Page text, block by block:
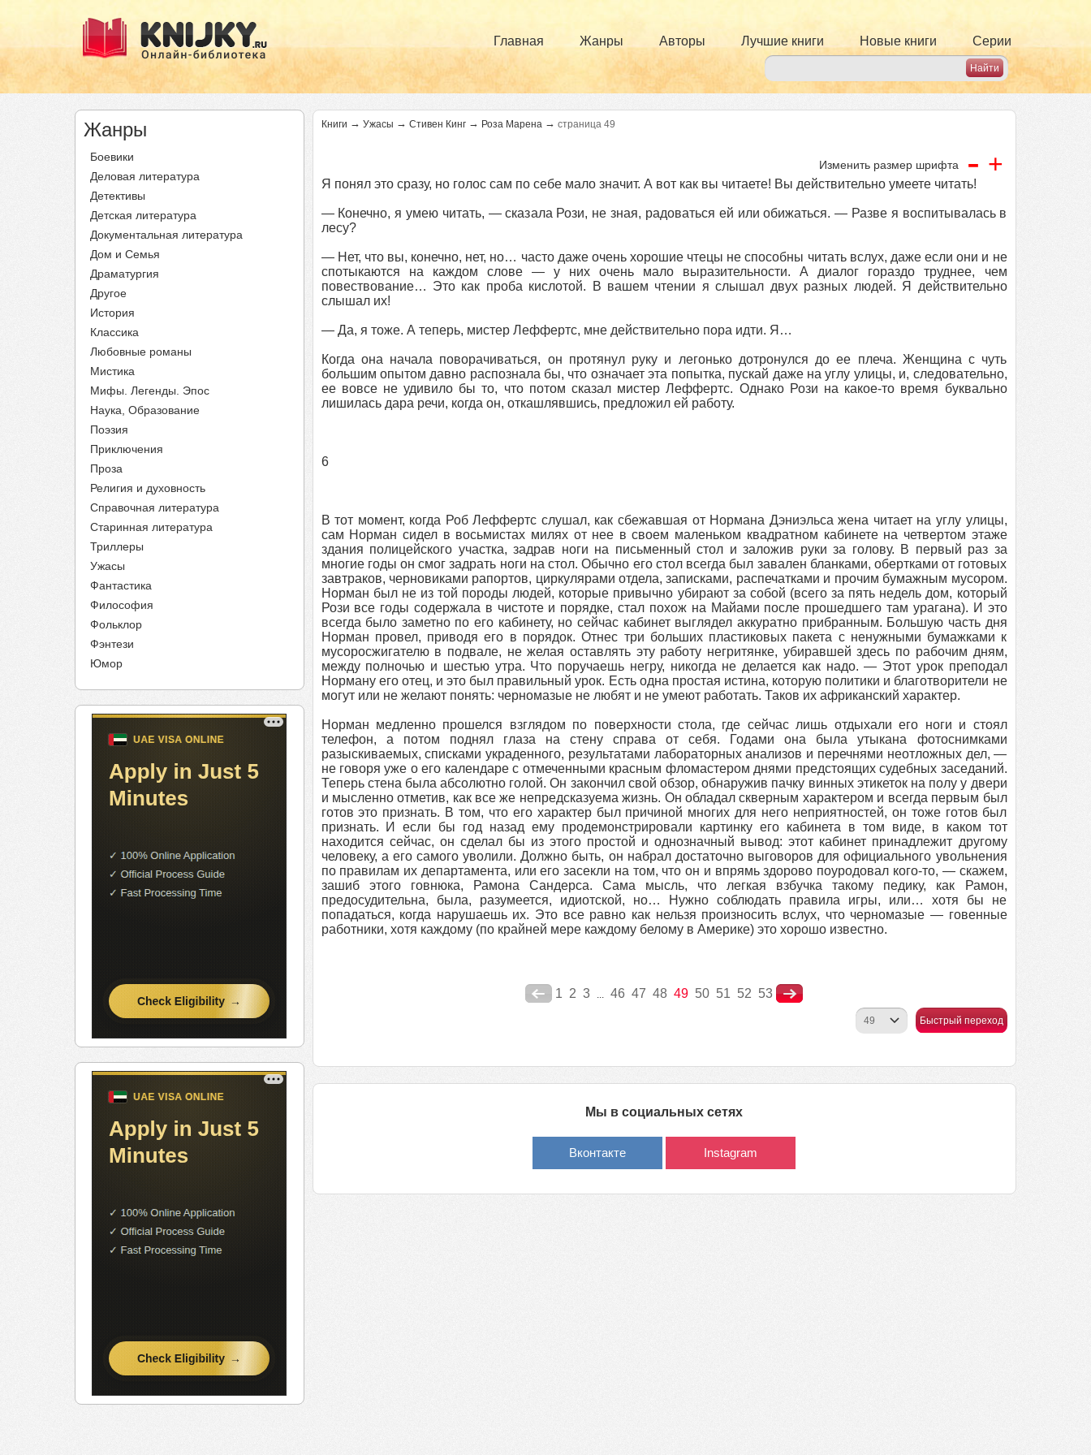
Главная Жанры Авторы Лучшие книги Новые книги Серии
Жанры
Боевики
Деловая литература
Детективы
Детская литература
Документальная литература
Дом и Семья
Драматургия
Другое
История
Классика
Любовные романы
Мистика
Мифы. Легенды. Эпос
Наука, Образование
Поэзия
Приключения
Проза
Религия и духовность
Справочная литература
Старинная литература
Триллеры
Ужасы
Фантастика
Философия
Фольклор
Фэнтези
Юмор
Книги → Ужасы → Стивен Кинг → Роза Марена → страница 49
Изменить размер шрифта - +
Я понял это сразу, но голос сам по себе мало значит. А вот как вы читаете! Вы действительно умеете читать!
— Конечно, я умею читать, — сказала Рози, не зная, радоваться ей или обижаться. — Разве я воспитывалась в
лесу?
— Нет, что вы, конечно, нет, но… часто даже очень хорошие чтецы не способны читать вслух, даже если они и не
спотыкаются на каждом слове — у них очень мало выразительности. А диалог гораздо труднее, чем
повествование… Это как проба кислотой. В вашем чтении я слышал двух разных людей. Я действительно
слышал их!
— Да, я тоже. А теперь, мистер Леффертс, мне действительно пора идти. Я…
Когда она начала поворачиваться, он протянул руку и легонько дотронулся до ее плеча. Женщина с чуть
большим опытом давно распознала бы, что означает эта попытка, пускай даже на углу улицы, и, следовательно,
ее вовсе не удивило бы то, что потом сказал мистер Леффертс. Однако Рози на какое-то время буквально
лишилась дара речи, когда он, откашлявшись, предложил ей работу.
6
В тот момент, когда Роб Леффертс слушал, как сбежавшая от Нормана Дэниэльса жена читает на углу улицы,
сам Норман сидел в восьмистах милях от нее в своем маленьком квадратном кабинете на четвертом этаже
здания полицейского участка, задрав ноги на письменный стол и заложив руки за голову. В первый раз за
многие годы он смог задрать ноги на стол. Обычно его стол всегда был завален бланками, обертками от готовых
завтраков, черновиками рапортов, циркулярами отдела, записками, распечатками и прочим бумажным мусором.
Норман был не из той породы людей, которые привычно убирают за собой (всего за пять недель дом, который
Рози все годы содержала в чистоте и порядке, стал похож на Майами после прошедшего там урагана). И это
всегда было заметно по его кабинету, но сейчас кабинет выглядел аккуратно прибранным. Большую часть дня
Норман провел, приводя его в порядок. Отнес три больших пластиковых пакета с ненужными бумажками к
мусоросжигателю в подвале, не желая оставлять эту работу негритянке, убиравшей здесь по рабочим дням,
между полночью и шестью утра. Что поручаешь негру, никогда не делается как надо. — Этот урок преподал
Норману его отец, и это был правильный урок. Есть одна простая истина, которую политики и благотворители не
могут или не желают понять: черномазые не любят и не умеют работать. Таков их африканский характер.
Норман медленно прошелся взглядом по поверхности стола, где сейчас лишь отдыхали его ноги и стоял
телефон, а потом поднял глаза на стену справа от себя. Годами она была утыкана фотоснимками
разыскиваемых, списками украденного, результатами лабораторных анализов и перечнями неотложных дел, —
не говоря уже о его календаре с отмеченными красным фломастером днями предстоящих судебных заседаний.
Теперь стена была абсолютно голой. Он закончил свой обзор, обнаружив пачку винных этикеток на полу у двери
и мысленно отметив, как все же непредсказуема жизнь. Он обладал скверным характером и всегда первым был
готов это признать. В том, что его характер был причиной многих для него неприятностей, он тоже готов был
признать. И если бы год назад ему продемонстрировали картинку его кабинета в том виде, в каком тот
находится сейчас, он сделал бы из этого простой и однозначный вывод: этот кабинет принадлежит другому
человеку, а его самого уволили. Должно быть, он набрал достаточно выговоров для официального увольнения
по правилам их департамента, или его засекли на том, что он и впрямь здорово поуродовал кого-то, — скажем,
зашиб этого говнюка, Рамона Сандерса. Сама мысль, что легкая взбучка такому педику, как Рамон,
предосудительна, была, разумеется, идиотской, но… Нужно соблюдать правила игры, или… хотя бы не
попадаться, когда нарушаешь их. Это все равно как нельзя произносить вслух, что черномазые — говенные
работники, хотя каждому (по крайней мере каждому белому в Америке) это хорошо известно.
1 2 3 ... 46 47 48 49 50 51 52 53
Быстрый переход
Мы в социальных сетях
Вконтакте Instagram